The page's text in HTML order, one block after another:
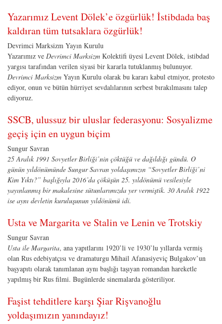
Yazarımız Levent Dölek’e özgürlük! İstibdada baş
kaldıran tüm tutsaklara özgürlük!
Devrimci Marksizm Yayın Kurulu
Yazarımız ve Devrimci Marksizm Kolektifi üyesi Levent Dölek, istibdad
yargısı tarafından verilen siyasi bir kararla tutuklanmış bulunuyor.
Devrimci Marksizm Yayın Kurulu olarak bu kararı kabul etmiyor, protesto
ediyor, onun ve bütün hürriyet sevdalılarının serbest bırakılmasını talep
ediyoruz.
SSCB, ulussuz bir uluslar federasyonu: Sosyalizme
geçiş için en uygun biçim
Sungur Savran
25 Aralık 1991 Sovyetler Birliği’nin çöktüğü ve dağıldığı gündü. O
günün yıldönümünde Sungur Savran yoldaşımızın “Sovyetler Birliği’ni
Kim Yıktı?” başlığıyla 2016’da çöküşün 25. yıldönümü vesilesiyle
yayınlanmış bir makalesine sütunlarımızda yer vermiştik. 30 Aralık 1922
ise aynı devletin kuruluşunun yıldönümü idi.
Usta ve Margarita ve Stalin ve Lenin ve Trotskiy
Sungur Savran
Usta ile Margarita, ana yapıtlarını 1920’li ve 1930’lu yıllarda vermiş
olan Rus edebiyatçısı ve dramaturgu Mihail Afanasiyeviç Bulgakov’un
başyapıtı olarak tanımlanan aynı başlığı taşıyan romandan hareketle
yapılmış bir Rus filmi. Bugünlerde sinemalarda gösteriliyor.
Faşist tehditlere karşı Şiar Rişvanoğlu
yoldaşımızın yanındayız!